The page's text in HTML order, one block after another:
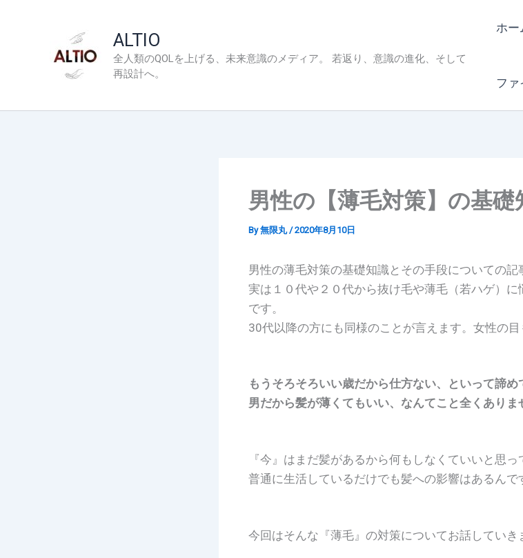
ALTIO
全人類のQOLを上げる、未来意識のメディア。 若返り、意識の進化、そして
再設計へ。
ホー
ファ
男性の【薄毛対策】の基礎
By無限丸 /2020年8月10日
男性の薄毛対策の基礎知識とその手段についての記
実は１０代や２０代から抜け毛や薄毛（若ハゲ）
です。
30代以降の方にも同様のことが言えます。女性の目
もうそろそろいい歳だから仕方ない、といって諦め
男だから髪が薄くてもいい、なんてこと全くありま
『今』はまだ髪があるから何もしなくていいと思っ
普通に生活しているだけでも髪への影響はあるんで
今回はそんな『薄毛』の対策についてお話していき